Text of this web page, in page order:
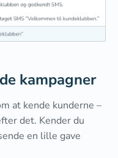
kampagner
at kende kunderne –
det. Kender du
en lille gave